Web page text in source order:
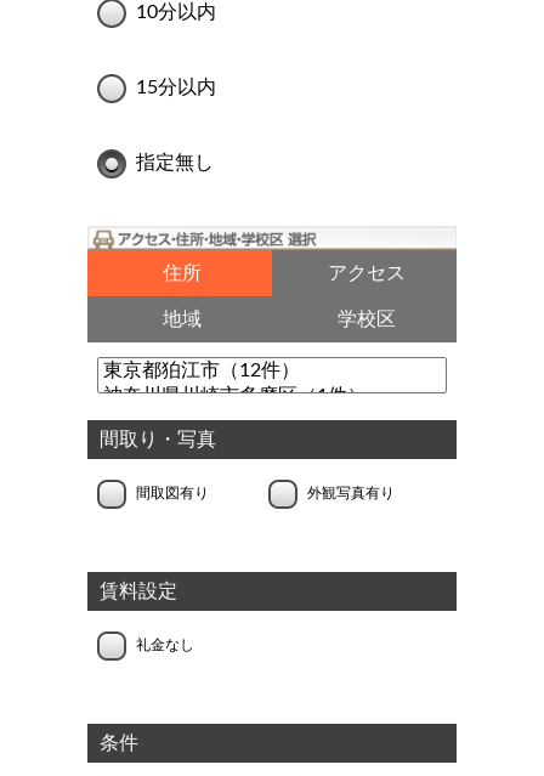
10分以内
15分以内
指定無し
住所 アクセス
地域 学校区
間取り・写真
間取図有り 外観写真有り
賃料設定
礼金なし
条件